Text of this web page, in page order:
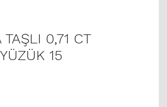
TAŞLI 0,71 CT
15